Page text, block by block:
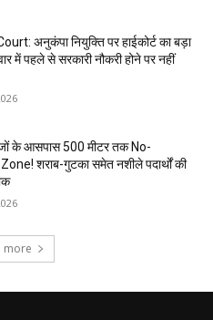
अनुकंपा नियुक्ति पर हाईकोर्ट का बड़ा
में पहले से सरकारी नौकरी होने पर नहीं
के आसपास 500 मीटर तक No-
शराब-गुटका समेत नशीले पदार्थों की
more